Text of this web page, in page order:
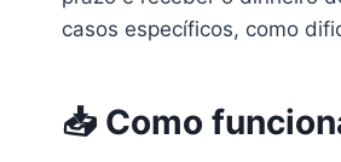
casos específicos, como
📥 Como